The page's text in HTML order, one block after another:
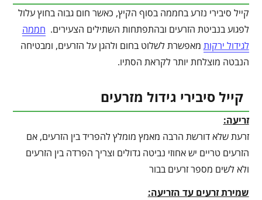
קייל סיבירי נזרע בחממה בסוף הקיץ, כאשר חום גבוה בחוץ עלול
לפגוע בנביטת הזרעים ובהתפתחות השתילים הצעירים. חממה
לגידול ירקות מאפשרת לשלוט בחום ולהגן על הזרעים, ומבטיחה
הנבטה מוצלחת יותר לקראת הסתיו.
קייל סיבירי גידול מזרעים
זריעה:
זרעת שלא דורשת הרבה מאמץ מומלץ להפריד בין הזרעים, אם
הזרעים טריים יש אחוזי נביטה גדולים וצריך הפרדה בין הזרעים
ולא לשים מספר זרעים בבור
שמירת זרעים עד הזריעה: